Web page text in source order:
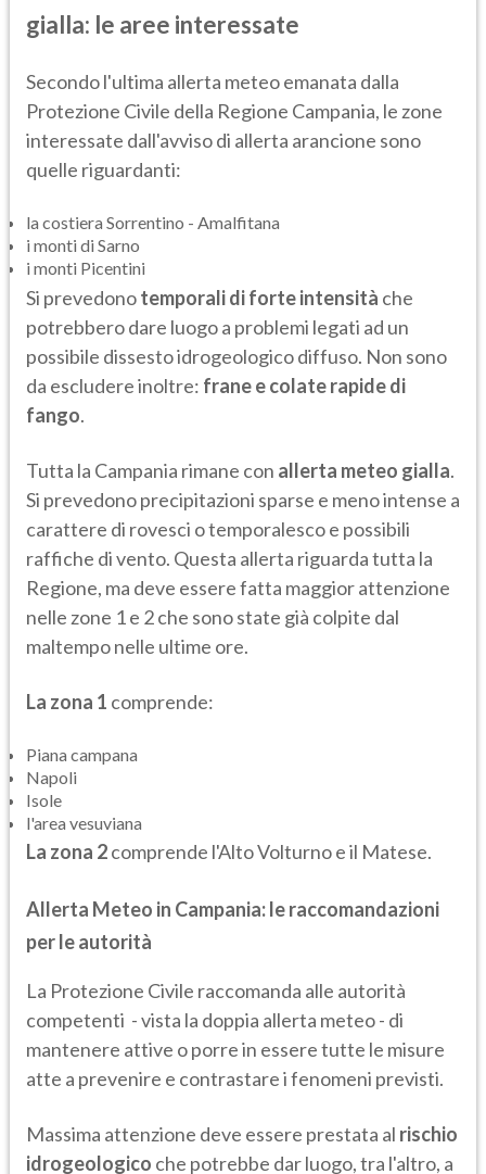
gialla: le aree interessate
Secondo l'ultima allerta meteo emanata dalla
Protezione Civile della Regione Campania, le zone
interessate dall'avviso di allerta arancione sono
quelle riguardanti:
la costiera Sorrentino - Amalfitana
i monti di Sarno
i monti Picentini
Si prevedonotemporali di forte intensità che
potrebbero dare luogo a problemi legati ad un
possibile dissesto idrogeologico diffuso. Non sono
da escludere inoltre: frane e colate rapide di
fango.
Tutta la Campania rimane con allerta meteo gialla.
Si prevedono precipitazioni sparse e meno intense a
carattere di rovesci o temporalesco e possibili
raffiche di vento. Questa allerta riguarda tutta la
Regione, ma deve essere fatta maggior attenzione
nelle zone 1 e 2 che sono state già colpite dal
maltempo nelle ultime ore.
La zona 1 comprende:
Piana campana
Napoli
Isole
l'area vesuviana
La zona 2comprende l'Alto Volturno e il Matese.
Allerta Meteo in Campania: le raccomandazioni
per le autorità
La Protezione Civile raccomanda alle autorità
competenti - vista la doppia allerta meteo - di
mantenere attive o porre in essere tutte le misure
atte a prevenire e contrastare i fenomeni previsti.
Massima attenzione deve essere prestata al rischio
idrogeologico che potrebbe dar luogo, tra l'altro, a